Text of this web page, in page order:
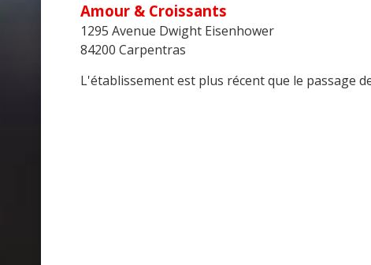
Amour & Croissants
1295 Avenue Dwight Eisenhower
84200 Carpentras
L'établissement est plus récent que le passage